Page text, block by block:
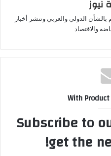
نيوز
الدولي والعربي وتنشر أخبار
والاقتصاد
With Product
Subscribe to
get the